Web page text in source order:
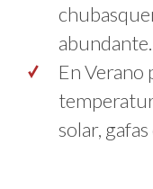
abundante.
En Verano
solar, gafas